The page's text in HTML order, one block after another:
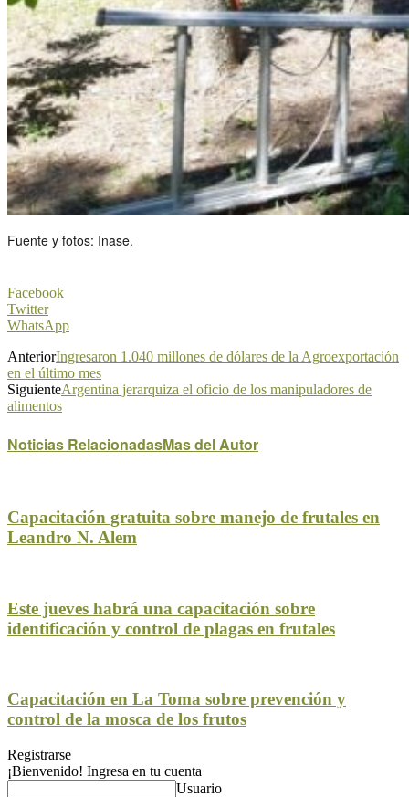
Fuente y fotos: Inase.
Facebook
Twitter
WhatsApp
AnteriorIngresaron 1.040 millones de dólares de la Agroexportación
en el último mes
SiguienteArgentina jerarquiza el oficio de los manipuladores de
alimentos
Noticias RelacionadasMas del Autor
Capacitación gratuita sobre manejo de frutales en
Leandro N. Alem
Este jueves habrá una capacitación sobre
identificación y control de plagas en frutales
Capacitación en La Toma sobre prevención y
control de la mosca de los frutos
Registrarse
¡Bienvenido! Ingresa en tu cuenta
Usuario